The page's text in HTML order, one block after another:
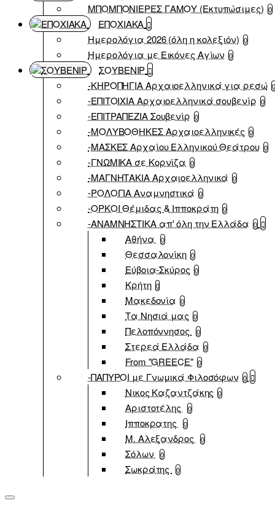
ΜΠΟΜΠΟΝΙΕΡΕΣ ΓΑΜΟΥ (Εκτυπώσιμες) 0
ΕΠΟΧΙΑΚΑ
Ημερολόγια 2026 (όλη η κολεξιόν) 0
Ημερολόγια με Εικόνες Αγίων 0
ΣΟΥΒΕΝΙΡ
-ΚΗΡΟΠΗΓΙΑ Αρχαιοελληνικά για ρεσώ 0
-ΕΠΙΤΟΙΧΙΑ Αρχαιοελληνικά σουβενίρ 0
-ΕΠΙΤΡΑΠΕΖΙΑ Σουβενίρ 0
-ΜΟΛΥΒΟΘΗΚΕΣ Αρχαιοελληνικές 0
-ΜΑΣΚΕΣ Αρχαίου Ελληνικού Θεάτρου 0
-ΓΝΩΜΙΚΑ σε Κορνίζα 0
-ΜΑΓΝΗΤΑΚΙΑ Αρχαιοελληνικά 0
-ΡΟΛΟΓΙΑ Αναμνηστικά 0
-ΟΡΚΟΙ Θέμιδας & Ιπποκράτη 0
-ΑΝΑΜΝΗΣΤΙΚΑ απ' όλη την Ελλάδα 0
Αθήνα 0
Θεσσαλονίκη 0
Εύβοια-Σκύρος 0
Κρήτη 0
Μακεδονία 0
Τα Νησιά μας 0
Πελοπόννησος 0
Στερεά Ελλάδα 0
From "GREECE" 0
-ΠΑΠΥΡΟΙ με Γνωμικά Φιλοσόφων 0
Νικος Καζαντζάκης 0
Αριστοτέλης 0
Ιπποκρατης 0
Μ. Αλεξανδρος 0
Σόλων 0
Σωκράτης 0